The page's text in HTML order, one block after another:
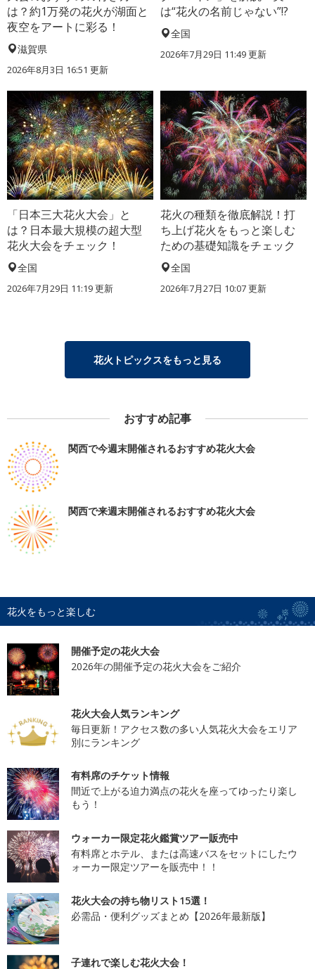
は？約1万発の花火が湖面と
夜空をアートに彩る！
滋賀県
2026年8月3日 16:51 更新
は“花火の名前じゃない”!?
全国
2026年7月29日 11:49 更新
「日本三大花火大会」と
は？日本最大規模の超大型
花火大会をチェック！
全国
2026年7月29日 11:19 更新
花火の種類を徹底解説！打
ち上げ花火をもっと楽しむ
ための基礎知識をチェック
全国
2026年7月27日 10:07 更新
花火トピックスをもっと見る
おすすめ記事
関西で今週末開催されるおすすめ花火大会
関西で来週末開催されるおすすめ花火大会
花火をもっと楽しむ
開催予定の花火大会
2026年の開催予定の花火大会をご紹介
花火大会人気ランキング
毎日更新！アクセス数の多い人気花火大会をエリア
別にランキング
有料席のチケット情報
間近で上がる迫力満点の花火を座ってゆったり楽し
もう！
ウォーカー限定花火鑑賞ツアー販売中
有料席とホテル、または高速バスをセットにしたウ
ォーカー限定ツアーを販売中！！
花火大会の持ち物リスト15選！
必需品・便利グッズまとめ【2026年最新版】
子連れで楽しむ花火大会！